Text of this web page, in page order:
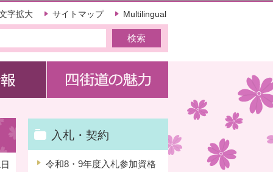
字拡大 サイトマップ Multilingual
入札・契約
令和8・9年度入札参加資格